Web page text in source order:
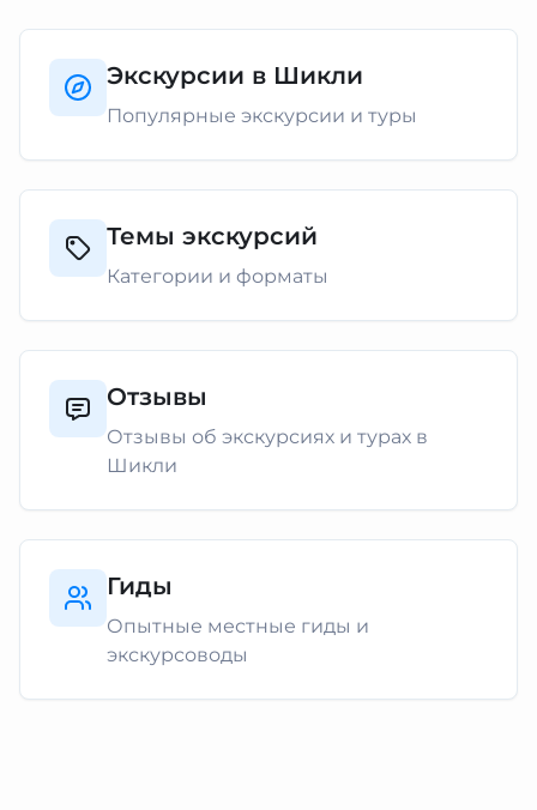
Экскурсии в Шикли
Популярные экскурсии и туры
Темы экскурсий
Категории и форматы
Отзывы
Отзывы об экскурсиях и турах в
Шикли
Гиды
Опытные местные гиды и
экскурсоводы